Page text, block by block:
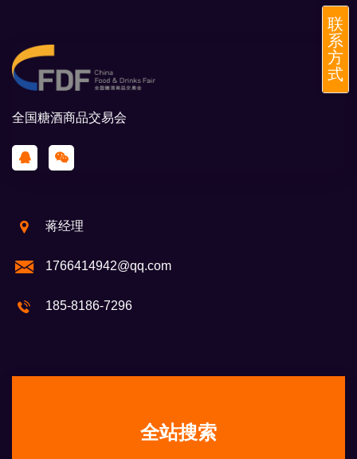
全国糖酒商品交易会
蒋经理
1766414942@qq.com
185-8186-7296
全站搜索
联
系
方
式